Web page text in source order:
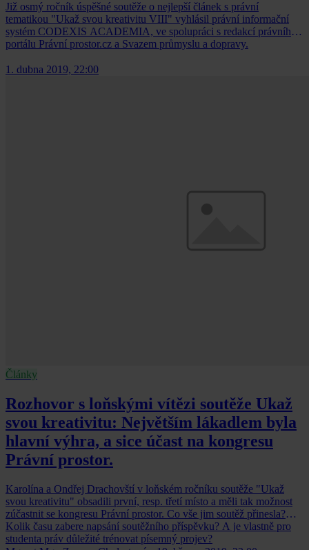
Již osmý ročník úspěšné soutěže o nejlepší článek s právní
tematikou "Ukaž svou kreativitu VIII" vyhlásil právní informační
systém CODEXIS ACADEMIA, ve spolupráci s redakcí právního
portálu Právní prostor.cz a Svazem průmyslu a dopravy.
1. dubna 2019, 22:00
Články
Rozhovor s loňskými vítězi soutěže Ukaž
svou kreativitu: Největším lákadlem byla
hlavní výhra, a sice účast na kongresu
Právní prostor.
Karolína a Ondřej Drachovští v loňském ročníku soutěže "Ukaž
svou kreativitu" obsadili první, resp. třetí místo a měli tak možnost
zúčastnit se kongresu Právní prostor. Co vše jim soutěž přinesla?
Kolik času zabere napsání soutěžního příspěvku? A je vlastně pro
studenta práv důležité trénovat písemný projev?